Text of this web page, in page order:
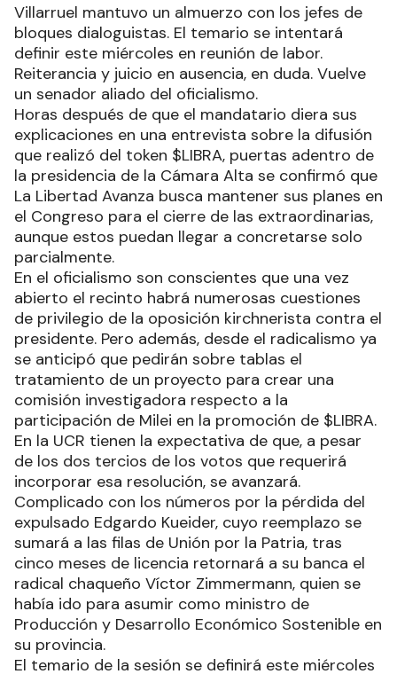
Villarruel mantuvo un almuerzo con los jefes de
bloques dialoguistas. El temario se intentará
definir este miércoles en reunión de labor.
Reiterancia y juicio en ausencia, en duda. Vuelve
un senador aliado del oficialismo.
Horas después de que el mandatario diera sus
explicaciones en una entrevista sobre la difusión
que realizó del token $LIBRA, puertas adentro de
la presidencia de la Cámara Alta se confirmó que
La Libertad Avanza busca mantener sus planes en
el Congreso para el cierre de las extraordinarias,
aunque estos puedan llegar a concretarse solo
parcialmente.
En el oficialismo son conscientes que una vez
abierto el recinto habrá numerosas cuestiones
de privilegio de la oposición kirchnerista contra el
presidente. Pero además, desde el radicalismo ya
se anticipó que pedirán sobre tablas el
tratamiento de un proyecto para crear una
comisión investigadora respecto a la
participación de Milei en la promoción de $LIBRA.
En la UCR tienen la expectativa de que, a pesar
de los dos tercios de los votos que requerirá
incorporar esa resolución, se avanzará.
Complicado con los números por la pérdida del
expulsado Edgardo Kueider, cuyo reemplazo se
sumará a las filas de Unión por la Patria, tras
cinco meses de licencia retornará a su banca el
radical chaqueño Víctor Zimmermann, quien se
había ido para asumir como ministro de
Producción y Desarrollo Económico Sostenible en
su provincia.
El temario de la sesión se definirá este miércoles